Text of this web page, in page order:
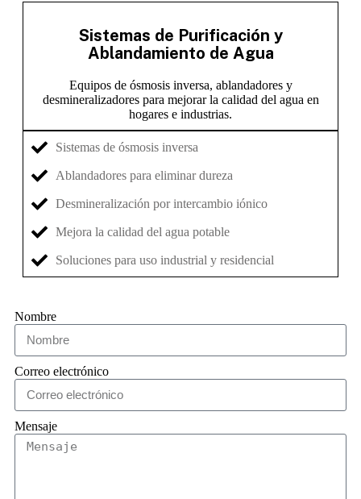
Sistemas de Purificación y
Ablandamiento de Agua
Equipos de ósmosis inversa, ablandadores y
desmineralizadores para mejorar la calidad del agua en
hogares e industrias.
Sistemas de ósmosis inversa
Ablandadores para eliminar dureza
Desmineralización por intercambio iónico
Mejora la calidad del agua potable
Soluciones para uso industrial y residencial
Nombre
Correo electrónico
Mensaje